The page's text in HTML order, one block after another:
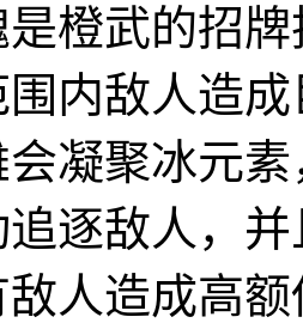
橙武的招
内敌人造
会凝聚冰元
逐敌人，
敌人造成高